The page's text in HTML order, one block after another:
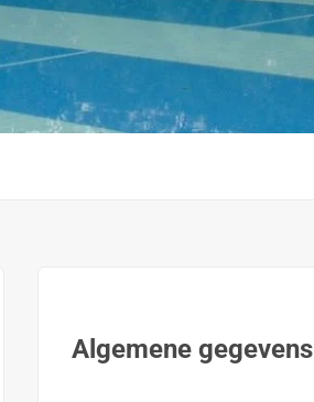
Algemene gegevens